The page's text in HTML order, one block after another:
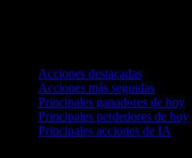
Acciones destacadas
Acciones más seguidas
Principales ganadores de hoy
Principales perdedores de hoy
Principales acciones de IA